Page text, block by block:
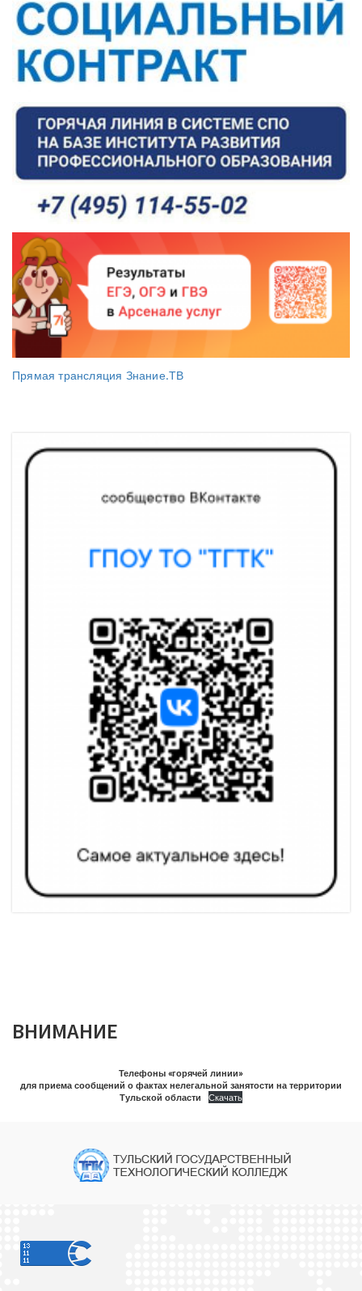
Прямая трансляция Знание.ТВ
ВНИМАНИЕ
Телефоны «горячей линии»
для приема сообщений о фактах нелегальной занятости на территории
Тульской области
Скачать